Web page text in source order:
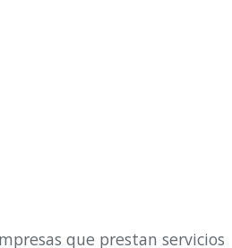
que prestan servicios